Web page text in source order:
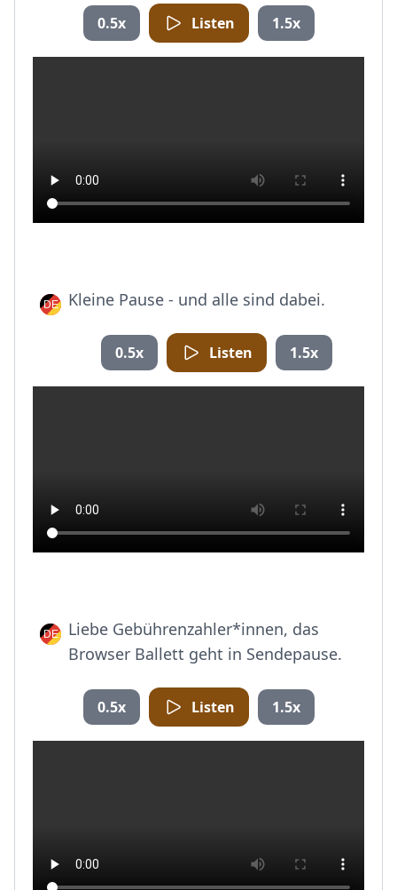
0.5x Listen 1.5x
Kleine Pause - und alle sind dabei.
0.5x Listen 1.5x
Liebe Gebührenzahler*innen, das
Browser Ballett geht in Sendepause.
0.5x Listen 1.5x